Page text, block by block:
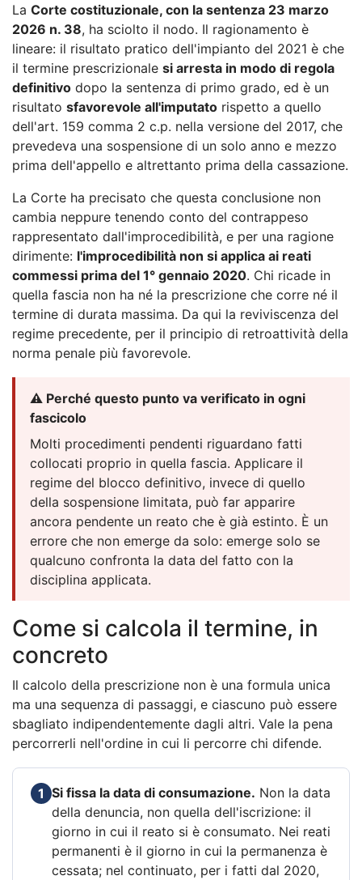
La Corte costituzionale, con la sentenza 23 marzo
2026 n. 38, ha sciolto il nodo. Il ragionamento è
lineare: il risultato pratico dell'impianto del 2021 è che
il termine prescrizionale si arresta in modo di regola
definitivo dopo la sentenza di primo grado, ed è un
risultato sfavorevole all'imputato rispetto a quello
dell'art. 159 comma 2 c.p. nella versione del 2017, che
prevedeva una sospensione di un solo anno e mezzo
prima dell'appello e altrettanto prima della cassazione.
La Corte ha precisato che questa conclusione non
cambia neppure tenendo conto del contrappeso
rappresentato dall'improcedibilità, e per una ragione
dirimente: l'improcedibilità non si applica ai reati
commessi prima del 1° gennaio 2020. Chi ricade in
quella fascia non ha né la prescrizione che corre né il
termine di durata massima. Da qui la reviviscenza del
regime precedente, per il principio di retroattività della
norma penale più favorevole.
⚠️ Perché questo punto va verificato in ogni
fascicolo
Molti procedimenti pendenti riguardano fatti
collocati proprio in quella fascia. Applicare il
regime del blocco definitivo, invece di quello
della sospensione limitata, può far apparire
ancora pendente un reato che è già estinto. È un
errore che non emerge da solo: emerge solo se
qualcuno confronta la data del fatto con la
disciplina applicata.
Come si calcola il termine, in
concreto
Il calcolo della prescrizione non è una formula unica
ma una sequenza di passaggi, e ciascuno può essere
sbagliato indipendentemente dagli altri. Vale la pena
percorrerli nell'ordine in cui li percorre chi difende.
1 Si fissa la data di consumazione. Non la data
della denuncia, non quella dell'iscrizione: il
giorno in cui il reato si è consumato. Nei reati
permanenti è il giorno in cui la permanenza è
cessata; nel continuato, per i fatti dal 2020,